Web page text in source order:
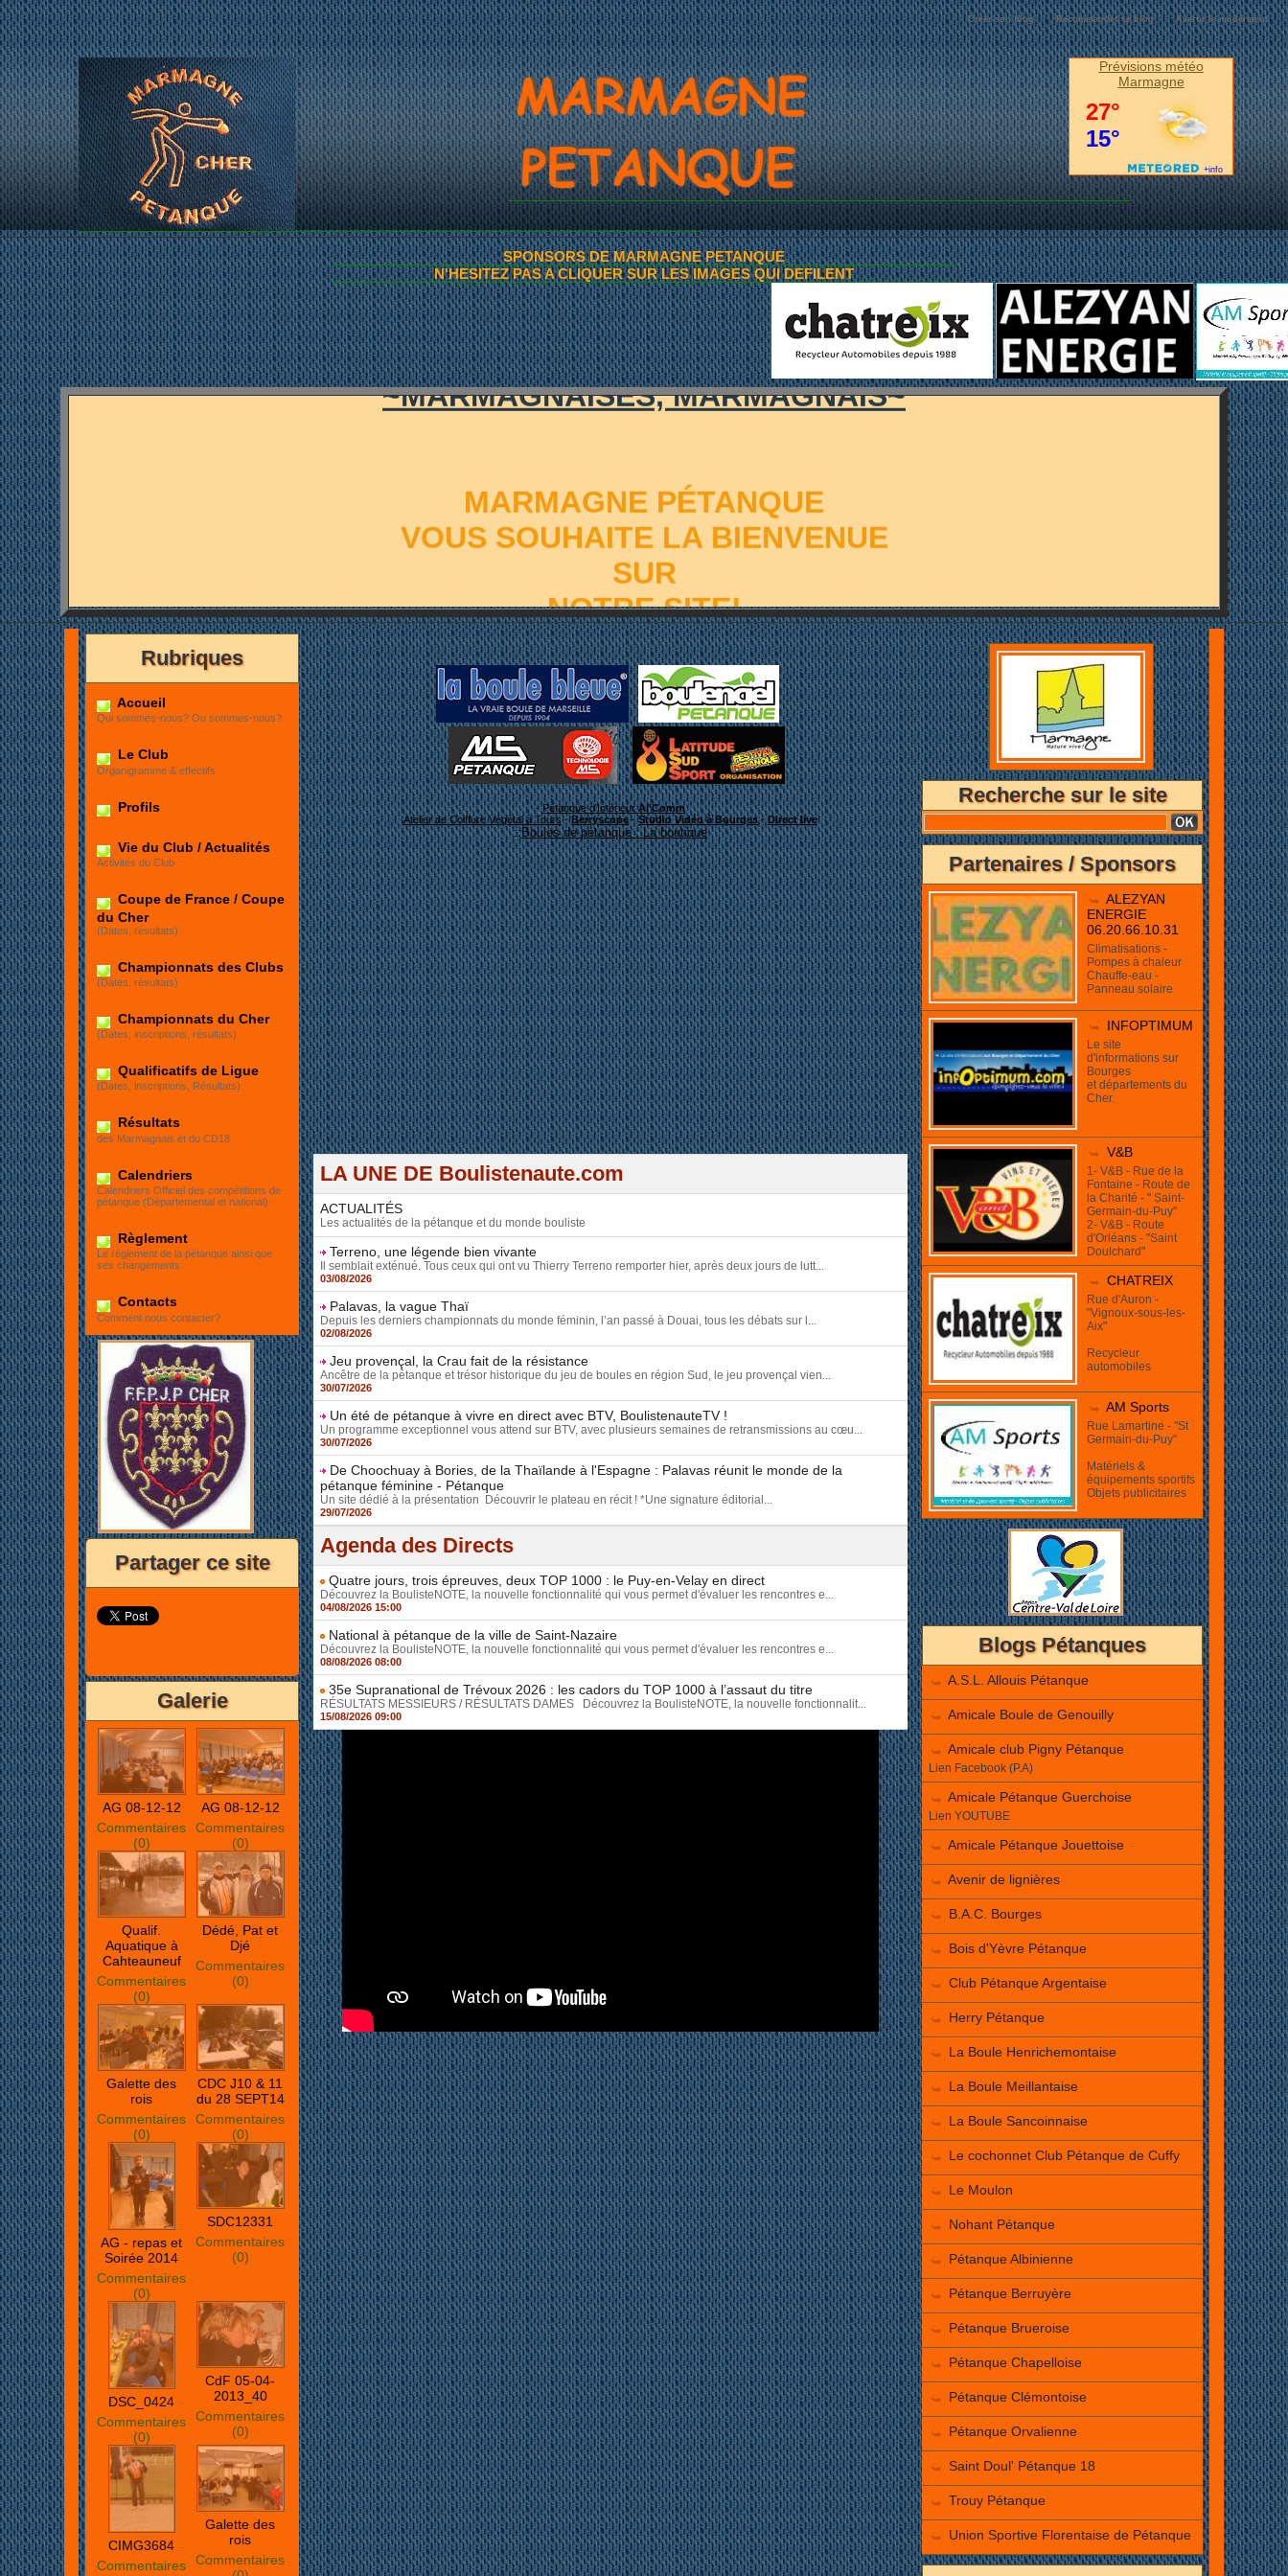
Créer son blog Recommander ce blog Avertir le modérateur
Prévisions météo
Marmagne
SPONSORS DE MARMAGNE PETANQUE
N'HESITEZ PAS A CLIQUER SUR LES IMAGES QUI DEFILENT
...LES PETITES ANNONCES DE MARMAGNE...
~AMIS PETANQUEURS~
~MARMAGNAISES, MARMAGNAIS~
VOUS SOUHAITE LA BIENVENUE
SUR
NOTRE SITE!
Bon surf!
Et plein de résultats à la pétanque!
Rubriques
Accueil
Qui sommes-nous? Ou sommes-nous?
Le Club
Organigramme & effectifs
Profils
Vie du Club / Actualités
Activités du Club
Coupe de France / Coupe
du Cher
(Dates, résultats)
Championnats des Clubs
(Dates, résultats)
Championnats du Cher
(Dates, inscriptions, résultats)
Qualificatifs de Ligue
(Dates, inscriptions, Résultats)
Résultats
des Marmagnais et du CD18
Calendriers
Calendriers Officiel des compétitions de
pétanque (Départemental et national)
Règlement
Le règlement de la pétanque ainsi que
ses changements.
Contacts
Comment nous contacter?
Partager ce site
Galerie
AG 08-12-12
Commentaires
(0)
AG 08-12-12
Commentaires
(0)
Qualif.
Aquatique à
Cahteauneuf
Commentaires
(0)
Dédé, Pat et
Djé
Commentaires
(0)
Galette des
rois
Commentaires
(0)
CDC J10 & 11
du 28 SEPT14
Commentaires
(0)
AG - repas et
Soirée 2014
Commentaires
(0)
SDC12331
Commentaires
(0)
DSC_0424
Commentaires
(0)
CdF 05-04-
2013_40
Commentaires
(0)
CIMG3684
Commentaires
Galette des
rois
Commentaires
-Pétanque d'IntérieurAl'Comm
Atelier de Coiffure Végétal à Tours-Berryscope-Studio Vidéo à Bourges-Direct live
::Boules de pétanque : La boutique
LA UNE DE Boulistenaute.com
ACTUALITÉS
Les actualités de la pétanque et du monde bouliste
Terreno, une légende bien vivante
Il semblait exténué. Tous ceux qui ont vu Thierry Terreno remporter hier, après deux jours de lutt...
03/08/2026
Palavas, la vague Thaï
Depuis les derniers championnats du monde féminin, l’an passé à Douai, tous les débats sur l...
02/08/2026
Jeu provençal, la Crau fait de la résistance
Ancêtre de la pétanque et trésor historique du jeu de boules en région Sud, le jeu provençal vien...
30/07/2026
Un été de pétanque à vivre en direct avec BTV, BoulistenauteTV !
Un programme exceptionnel vous attend sur BTV, avec plusieurs semaines de retransmissions au cœu...
30/07/2026
De Choochuay à Bories, de la Thaïlande à l'Espagne : Palavas réunit le monde de la
pétanque féminine - Pétanque
Un site dédié à la présentation Découvrir le plateau en récit ! *Une signature éditorial...
29/07/2026
Agenda des Directs
Quatre jours, trois épreuves, deux TOP 1000 : le Puy-en-Velay en direct
Découvrez la BoulisteNOTE, la nouvelle fonctionnalité qui vous permet d'évaluer les rencontres e...
04/08/2026 15:00
National à pétanque de la ville de Saint-Nazaire
Découvrez la BoulisteNOTE, la nouvelle fonctionnalité qui vous permet d'évaluer les rencontres e...
08/08/2026 08:00
35e Supranational de Trévoux 2026 : les cadors du TOP 1000 à l’assaut du titre
RÉSULTATS MESSIEURS / RÉSULTATS DAMES Découvrez la BoulisteNOTE, la nouvelle fonctionnalit...
15/08/2026 09:00
Recherche sur le site
Partenaires / Sponsors
ALEZYAN
ENERGIE
06.20.66.10.31
Climatisations -
Pompes à chaleur
Chauffe-eau -
Panneau solaire
INFOPTIMUM
Le site
d'informations sur
Bourges
et départements du
Cher.
V&B
1- V&B - Rue de la
Fontaine - Route de
la Charité - " Saint-
Germain-du-Puy"
2- V&B - Route
d'Orléans - "Saint
Doulchard"
CHATREIX
Rue d'Auron -
"Vignoux-sous-les-
Aix"
Recycleur
automobiles
AM Sports
Rue Lamartine - "St
Germain-du-Puy"
Matériels &
équipements sportifs
Objets publicitaires
Blogs Pétanques
A.S.L. Allouis Pétanque
Amicale Boule de Genouilly
Amicale club Pigny Pétanque
Lien Facebook (P.A)
Amicale Pétanque Guerchoise
Lien YOUTUBE
Amicale Pétanque Jouettoise
Avenir de lignières
B.A.C. Bourges
Bois d'Yèvre Pétanque
Club Pétanque Argentaise
Herry Pétanque
La Boule Henrichemontaise
La Boule Meillantaise
La Boule Sancoinnaise
Le cochonnet Club Pétanque de Cuffy
Le Moulon
Nohant Pétanque
Pétanque Albinienne
Pétanque Berruyère
Pétanque Brueroise
Pétanque Chapelloise
Pétanque Clémontoise
Pétanque Orvalienne
Saint Doul' Pétanque 18
Trouy Pétanque
Union Sportive Florentaise de Pétanque